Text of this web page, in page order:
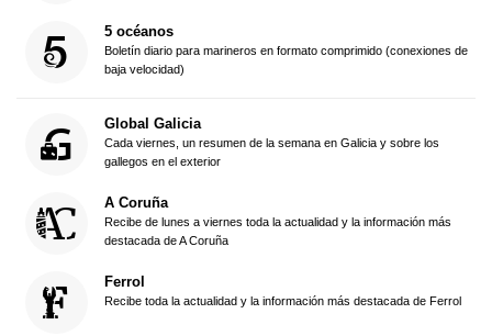
5 océanos
Boletín diario para marineros en formato comprimido (conexiones de
baja velocidad)
Global Galicia
Cada viernes, un resumen de la semana en Galicia y sobre los
gallegos en el exterior
A Coruña
Recibe de lunes a viernes toda la actualidad y la información más
destacada de A Coruña
Ferrol
Recibe toda la actualidad y la información más destacada de Ferrol